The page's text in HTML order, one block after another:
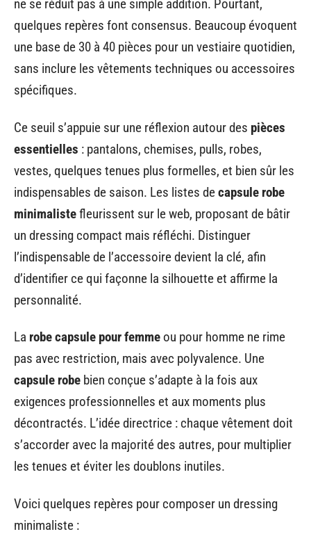
ne se réduit pas à une simple addition. Pourtant,
quelques repères font consensus. Beaucoup évoquent
une base de 30 à 40 pièces pour un vestiaire quotidien,
sans inclure les vêtements techniques ou accessoires
spécifiques.
Ce seuil s’appuie sur une réflexion autour des pièces
essentielles : pantalons, chemises, pulls, robes,
vestes, quelques tenues plus formelles, et bien sûr les
indispensables de saison. Les listes decapsule robe
minimalistefleurissent sur le web, proposant de bâtir
un dressing compact mais réfléchi. Distinguer
l’indispensable de l’accessoire devient la clé, afin
d’identifier ce qui façonne la silhouette et affirme la
personnalité.
La robe capsule pour femme ou pour homme ne rime
pas avec restriction, mais avec polyvalence. Une
capsule robe bien conçue s’adapte à la fois aux
exigences professionnelles et aux moments plus
décontractés. L’idée directrice : chaque vêtement doit
s’accorder avec la majorité des autres, pour multiplier
les tenues et éviter les doublons inutiles.
Voici quelques repères pour composer un dressing
minimaliste :